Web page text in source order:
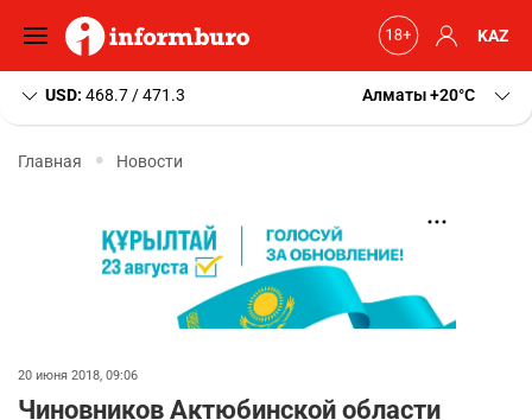
KAZ
USD: 468.7 / 471.3 Алматы+20 C
Главная Новости
20 июня 2018, 09:06
Чиновников Актюбинской области